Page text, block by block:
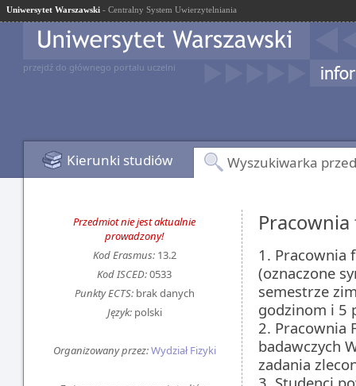
Uniwersytet Warszawski - Centralny System Uwierzytelniania
przejdź do głównego portalu uczelni
Kierunki studiów Wyszukiwarka
Przedmiot nie jest aktualnie
prowadzony!
Kod Erasmus:13.2
Kod ISCED:0533
Punkty ECTS:brak danych
Język:polski
Organizowany przez:Wydział Fizyki
1. Pracownia
(oznaczone
semestrze
godzinom i 5
2. Pracownia
badawczych
zadania